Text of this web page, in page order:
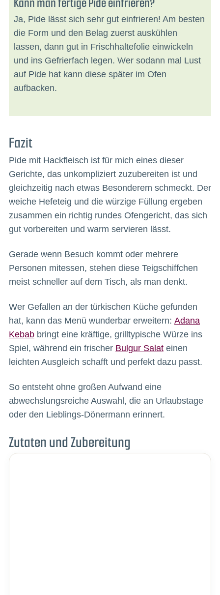
Ja, Pide lässt sich sehr gut einfrieren! Am besten
die Form und den Belag zuerst auskühlen
lassen, dann gut in Frischhaltefolie einwickeln
und ins Gefrierfach legen. Wer sodann mal Lust
auf Pide hat kann diese später im Ofen
aufbacken.
Fazit
Pide mit Hackfleisch ist für mich eines dieser
Gerichte, das unkompliziert zuzubereiten ist und
gleichzeitig nach etwas Besonderem schmeckt. Der
weiche Hefeteig und die würzige Füllung ergeben
zusammen ein richtig rundes Ofengericht, das sich
gut vorbereiten und warm servieren lässt.
Gerade wenn Besuch kommt oder mehrere
Personen mitessen, stehen diese Teigschiffchen
meist schneller auf dem Tisch, als man denkt.
Wer Gefallen an der türkischen Küche gefunden
hat, kann das Menü wunderbar erweitern: Adana
Kebabbringt eine kräftige, grilltypische Würze ins
Spiel, während ein frischer Bulgur Salateinen
leichten Ausgleich schafft und perfekt dazu passt.
So entsteht ohne großen Aufwand eine
abwechslungsreiche Auswahl, die an Urlaubstage
oder den Lieblings-Dönermann erinnert.
Zutaten und Zubereitung